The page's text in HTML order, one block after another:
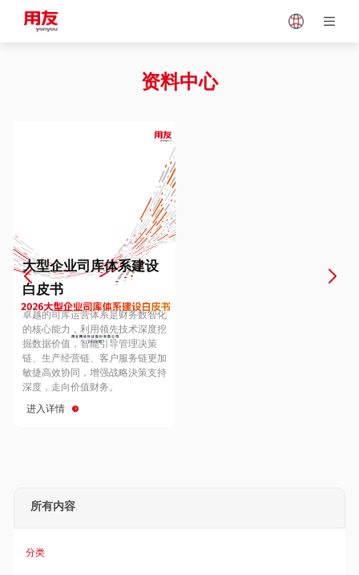
Vietnam
Europe
Hungary
Hong Kong
资料中心
大型企业司库体系建设
白皮书
卓越的司库运营体系是财务数智化
的核心能力，利用领先技术深度挖
掘数据价值，智能引导管理决策
链、生产经营链、客户服务链更加
敏捷高效协同，增强战略決策支持
深度，走向价值财务。
进入详情
所有内容
分类